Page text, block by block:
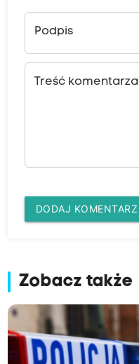
Podpis
Treść komentarza
DODAJ KOMENTARZ
Zobacz także